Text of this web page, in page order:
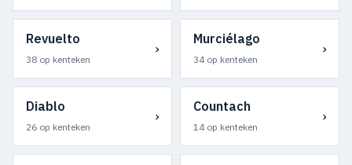
Revuelto
38 op kenteken
›
Murciélago
34 op kenteken
›
Diablo
26 op kenteken
›
Countach
14 op kenteken
›